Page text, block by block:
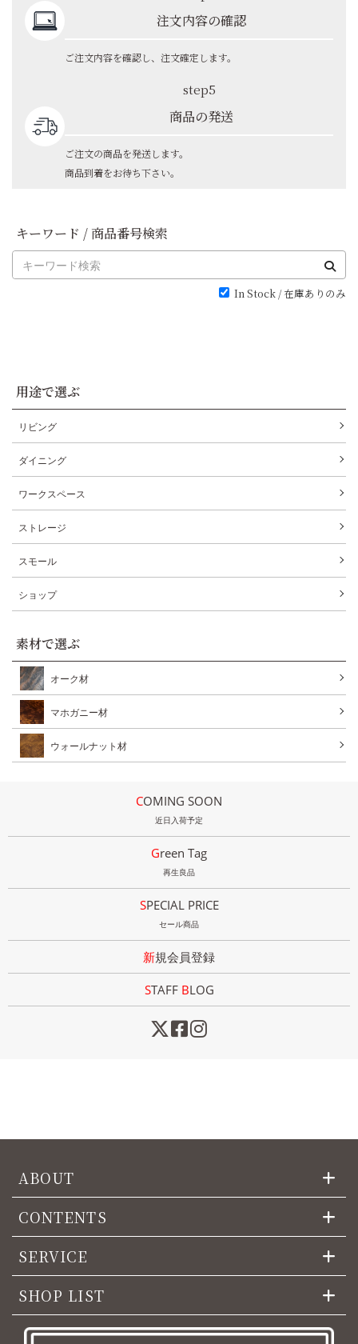
注文内容の確認
ご注文内容を確認し、注文確定します。
step5
商品の発送
ご注文の商品を発送します。
商品到着をお待ち下さい。
キーワード / 商品番号検索
In Stock / 在庫ありのみ
用途で選ぶ
リビング
ダイニング
ワークスペース
ストレージ
スモール
ショップ
素材で選ぶ
オーク材
マホガニー材
ウォールナット材
COMING SOON
近日入荷予定
Green Tag
再生良品
SPECIAL PRICE
セール商品
新規会員登録
STAFF BLOG
ABOUT
CONTENTS
SERVICE
SHOP LIST